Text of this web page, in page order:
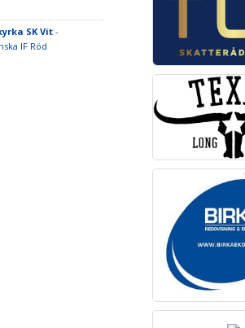
SK Vit-
IF Röd